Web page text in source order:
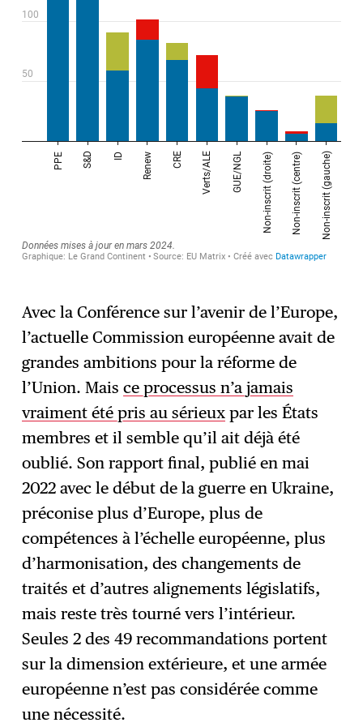
Avec la Conférence sur l’avenir de l’Europe,
l’actuelle Commission européenne avait de
grandes ambitions pour la réforme de
l’Union. Maisce processus n’a jamais
vraiment été pris au sérieux par les États
membres et il semble qu’il ait déjà été
oublié. Son rapport final, publié en mai
2022 avec le début de la guerre en Ukraine,
préconise plus d’Europe, plus de
compétences à l’échelle européenne, plus
d’harmonisation, des changements de
traités et d’autres alignements législatifs,
mais reste très tourné vers l’intérieur.
Seules 2 des 49 recommandations portent
sur la dimension extérieure, et une armée
européenne n’est pas considérée comme
une nécessité.